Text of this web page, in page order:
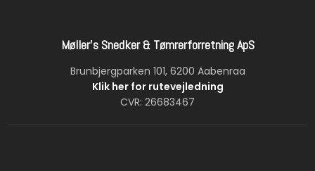
Møller's Snedker & Tømrerforretning ApS
Brunbjergparken 101, 6200 Aabenraa
Klik her for rutevejledning
CVR: 26683467